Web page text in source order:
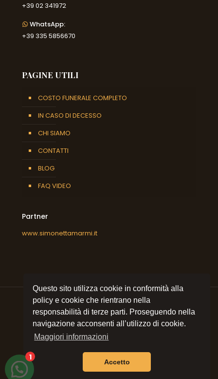
Questo sito utilizza cookie in conformità alla
policy e cookie che rientrano nella
responsabilità di terze parti. Proseguendo nella
navigazione acconsenti all’utilizzo di cookie.
Maggiori informazioni
Accetto
+39 02 341972
WhatsApp:
+39 335 5856670
PAGINE UTILI
COSTO FUNERALE COMPLETO
IN CASO DI DECESSO
CHI SIAMO
CONTATTI
BLOG
FAQ VIDEO
Partner
www.simonettamarmi.it
© 2021 All rights reservedSimonetta Marmi srl| P.I.
09053320157 | Sito e posizionamento realizzato
Privacy e cookie policy|Mappa del sito
1